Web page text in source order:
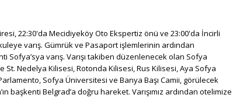
22:30'da Mecidiyeköy Oto Ekspertiz önü ve 23:00'da İncirli
varış. Gümrük ve Pasaport işlemlerinin ardından
Sofya’sya varış. Varışı takiben düzenlenecek olan Sofya
Nedelya Kilisesi, Rotonda Kilisesi, Rus Kilisesi, Aya Sofya
Sofya Üniversitesi ve Banya Başı Camii, görülecek
başkenti Belgrad’a doğru hareket. Varışımız ardından otelimize